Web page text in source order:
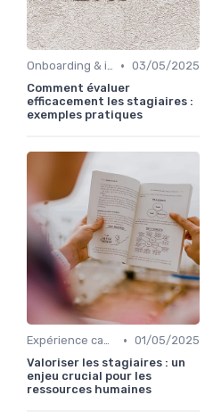
Onboarding & intégration des talents • 03/05/2025
Comment évaluer
efficacement les stagiaires :
exemples pratiques
Expérience candidat • 01/05/2025
Valoriser les stagiaires : un
enjeu crucial pour les
ressources humaines